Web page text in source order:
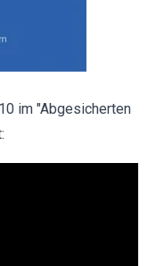
im "Abgesicherten